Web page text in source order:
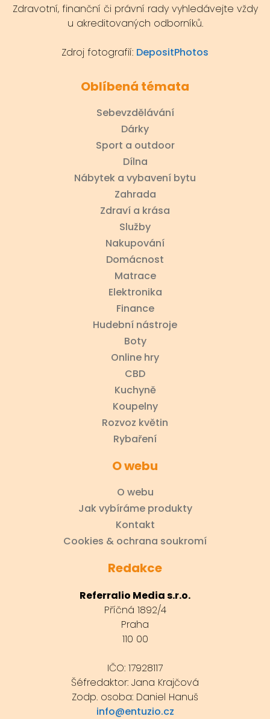
Zdravotní, finanční či právní rady vyhledávejte vždy
u akreditovaných odborníků.
Zdroj fotografií: DepositPhotos
Oblíbená témata
Sebevzdělávání
Dárky
Sport a outdoor
Dílna
Nábytek a vybavení bytu
Zahrada
Zdraví a krása
Služby
Nakupování
Domácnost
Matrace
Elektronika
Finance
Hudební nástroje
Boty
Online hry
CBD
Kuchyně
Koupelny
Rozvoz květin
Rybaření
O webu
O webu
Jak vybíráme produkty
Kontakt
Cookies & ochrana soukromí
Redakce
Referralio Media s.r.o.
Příčná 1892/4
Praha
110 00
IČO: 17928117
Šéfredaktor: Jana Krajčová
Zodp. osoba: Daniel Hanuš
info@entuzio.cz